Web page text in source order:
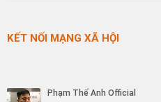
KẾT NỐI MẠNG XÃ HỘI